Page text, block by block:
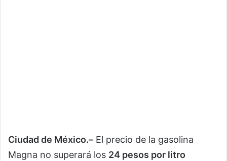
Ciudad de México.– El precio de la gasolina
Magna no superará los 24 pesos por litro